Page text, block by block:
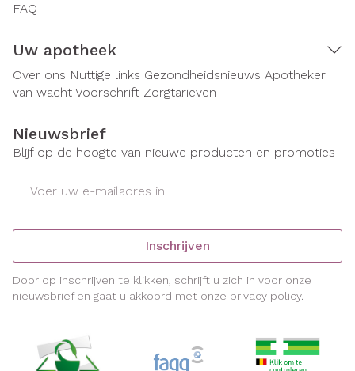
FAQ
Uw apotheek
Over ons Nuttige links Gezondheidsnieuws Apotheker
van wacht Voorschrift Zorgtarieven
Nieuwsbrief
Blijf op de hoogte van nieuwe producten en promoties
Inschrijven
Door op inschrijven te klikken, schrijft u zich in voor onze
nieuwsbrief en gaat u akkoord met onze privacy policy.